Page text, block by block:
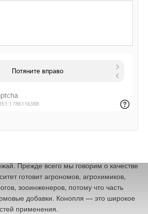
культивирование
же, образовательная
Сегодня человек, студент,
нашего университета должен обладать
технической конопли, которая должна
хороший урожай, обеспечивая высокое
понимают, какие удобрения
того, чтобы получить высокий
Прежде всего мы говорим о качестве
готовит агрономов, агрохимиков,
зооинженеров, потому что часть
добавки. Конопля — это широкое
применения.